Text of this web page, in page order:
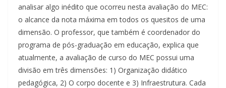
analisar algo inédito que ocorreu nesta avaliação do MEC:
o alcance da nota máxima em todos os quesitos de uma
dimensão. O professor, que também é coordenador do
programa de pós-graduação em educação, explica que
atualmente, a avaliação de curso do MEC possui uma
divisão em três dimensões: 1) Organização didático
pedagógica, 2) O corpo docente e 3) Infraestrutura. Cada